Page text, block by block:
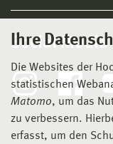
Ihre
Die Websites der
statistischen
Matomo, um das
zu verbessern.
erfasst, um den
Social Media